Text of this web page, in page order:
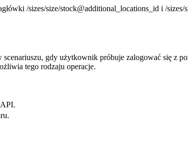
/sizes/size/stock@additional_locations_id i /
gdy użytkownik próbuje zalogować się z
tego rodzaju operacje.